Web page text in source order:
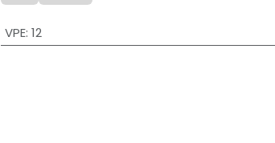
VPE: 12